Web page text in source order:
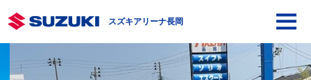
スズキアリーナ長岡